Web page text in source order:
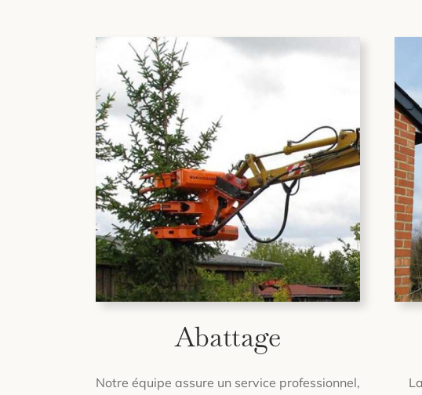
Abattage
Notre équipe assure un service professionnel,